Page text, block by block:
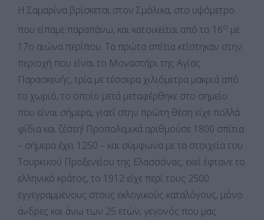
Η Σαμαρίνα βρίσκεται στον Σμόλικα, στο υψόμετρο
που είπαμε παραπάνω, και κατοικείται από το 16ο με
17ο αιώνα περίπου. Τα πρώτα σπίτια κτίστηκαν στην
περιοχή που είναι το Μοναστήρι της Αγίας
Παρασκευής, τρία με τέσσερα χιλιόμετρα μακριά από
το χωριό, το οποίο μετά μεταφέρθηκε στο σημείο
που είναι σήμερα, γιατί στην πρώτη θέση είχε πολλά
φίδια και ζέστη! Προπολεμικά αριθμούσε 1800 σπίτια
– σήμερα έχει 1250 – και σύμφωνα με τα στοιχεία του
Τουρκικού Προξενείου της Ελασσόνας, εκεί έφτανε το
ελληνικό κράτος, το 1912 είχε περί τους 2500
εγγεγραμμένους στους εκλογικούς καταλόγους, μόνο
άνδρες και άνω των 25 ετών, γεγονός που μας